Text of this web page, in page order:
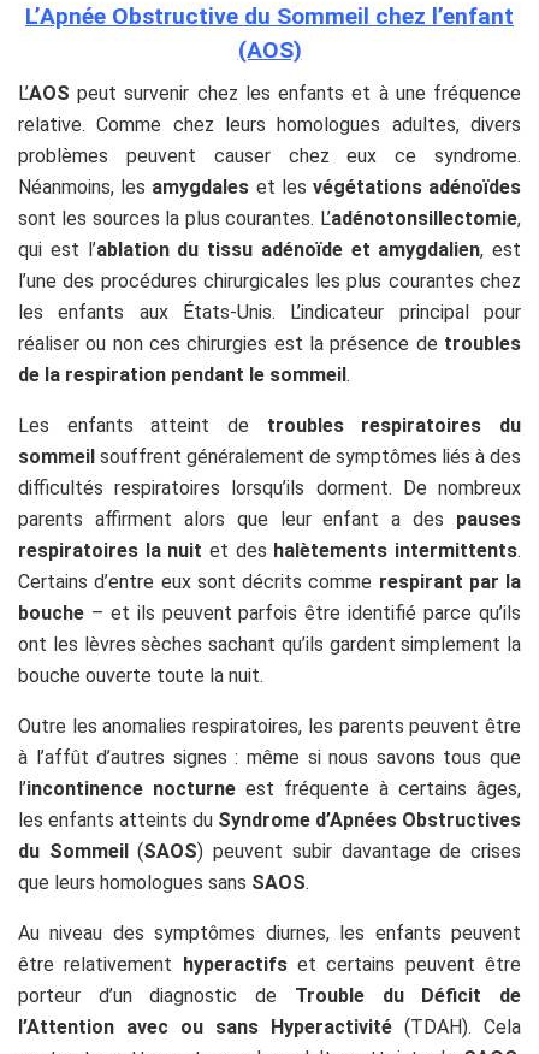
L’Apnée Obstructive du Sommeil chez l’enfant
(AOS)
L’AOS peut survenir chez les enfants et à une fréquence
relative. Comme chez leurs homologues adultes, divers
problèmes peuvent causer chez eux ce syndrome.
Néanmoins, les amygdales et les végétations adénoïdes
sont les sources la plus courantes. L’adénotonsillectomie,
qui est l’ablation du tissu adénoïde et amygdalien, est
l’une des procédures chirurgicales les plus courantes chez
les enfants aux États-Unis. L’indicateur principal pour
réaliser ou non ces chirurgies est la présence de troubles
de la respiration pendant le sommeil.
Les enfants atteint de troubles respiratoires du
sommeil souffrent généralement de symptômes liés à des
difficultés respiratoires lorsqu’ils dorment. De nombreux
parents affirment alors que leur enfant a des pauses
respiratoires la nuit et des halètements intermittents.
Certains d’entre eux sont décrits comme respirant par la
bouche – et ils peuvent parfois être identifié parce qu’ils
ont les lèvres sèches sachant qu’ils gardent simplement la
bouche ouverte toute la nuit.
Outre les anomalies respiratoires, les parents peuvent être
à l’affût d’autres signes : même si nous savons tous que
l’incontinence nocturne est fréquente à certains âges,
les enfants atteints du Syndrome d’Apnées Obstructives
du Sommeil(SAOS) peuvent subir davantage de crises
que leurs homologues sans SAOS.
Au niveau des symptômes diurnes, les enfants peuvent
être relativement hyperactifset certains peuvent être
porteur d’un diagnostic de Trouble du Déficit de
l’Attention avec ou sans Hyperactivité (TDAH). Cela